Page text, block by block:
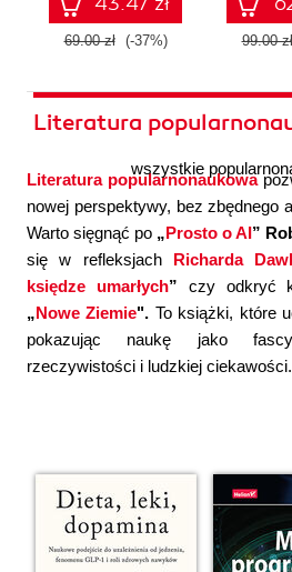
69.00 zł (-37%) 99.00 zł
Literatura
Literatura popularnonaukowa
nowej perspektywy, bez zbędnego
Warto sięgnąć po „Prosto o AI”
się w refleksjach Richarda
księdze umarłych” czy odkryć
„Nowe Ziemie". To książki, które
pokazując naukę jako
rzeczywistości i ludzkiej ciekawości.
wszystkie